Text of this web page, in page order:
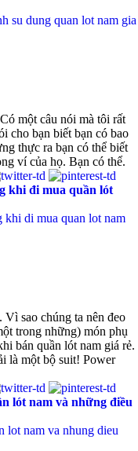
một câu nói mà tôi rất
cho bạn biết bạn có bao
thực ra bạn có thể biết
ví của họ. Bạn có thể.
khi đi mua quần lót
Vì sao chúng ta nên đeo
trong những) món phụ
bán quần lót nam giá rẻ.
là một bộ suit! Power
lót nam và những điều